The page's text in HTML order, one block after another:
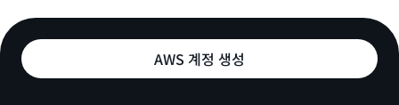
AWS 계정 생성